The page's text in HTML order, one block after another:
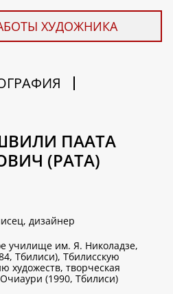
ХУДОЖНИКА
ПААТА
(PATA)
дизайнер
училище им. Я. Николадзе,
Тбилиси), Тбилисскую
художеств, творческая
(1990, Тбилиси)